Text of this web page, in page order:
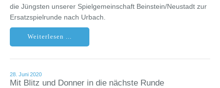
die Jüngsten unserer Spielgemeinschaft Beinstein/Neustadt zur
Ersatzspielrunde nach Urbach.
Weiterlesen ...
28. Juni 2020
Mit Blitz und Donner in die nächste Runde